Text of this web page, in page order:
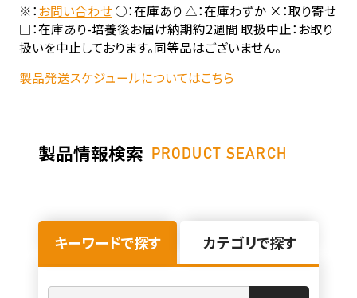
※：お問い合わせ○：在庫あり △：在庫わずか ×：取り寄せ
□：在庫あり-培養後お届け納期約2週間 取扱中止：お取り
扱いを中止しております。同等品はございません。
製品発送スケジュールについてはこちら
製品情報検索 PRODUCT SEARCH
キーワードで探す カテゴリで探す